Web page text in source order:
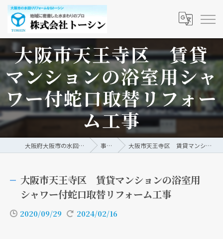
大阪市天王寺区 賃貸
マンションの浴室用シャ
ワー付蛇口取替リフォー
ム工事
大阪府大阪市の水回りリフォームなら株式会社トーシン 事例/ブログ 大阪市天王寺区 賃貸マンションの浴室用シャワー付蛇口取替リフォーム工事
大阪市天王寺区 賃貸マンションの浴室用
シャワー付蛇口取替リフォーム工事
2020/09/29 2024/02/16